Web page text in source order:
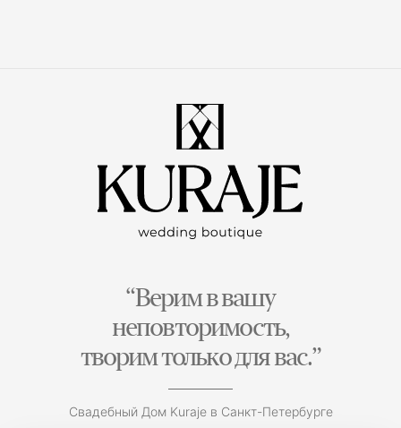
“Верим в вашу
неповторимость,
творим только для вас.”
Свадебный Дом Kuraje в Санкт-Петербурге